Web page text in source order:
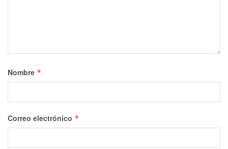
Nombre *
Correo electrónico *